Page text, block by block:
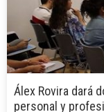
Álex Rovira dará
personal y